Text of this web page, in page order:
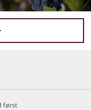
først